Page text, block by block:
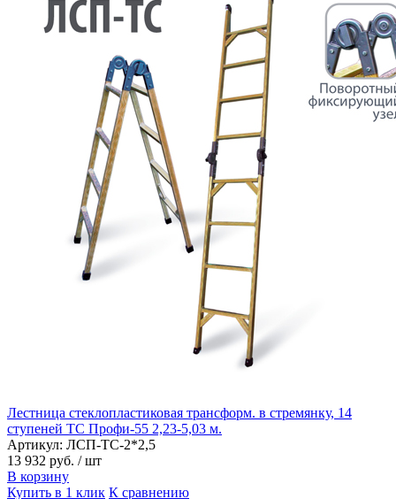
Лестница стеклопластиковая трансформ. в стремянку, 14
ступеней ТС Профи-55 2,23-5,03 м.
Артикул: ЛСП-ТС-2*2,5
13 932 руб. / шт
В корзину
Купить в 1 клик К сравнению